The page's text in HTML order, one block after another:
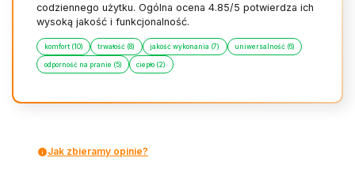
codziennego użytku. Ogólna ocena 4.85/5 potwierdza ich
wysoką jakość i funkcjonalność.
komfort (10) trwałość (8) jakość wykonania (7) uniwersalność (6)
odporność na pranie (5) ciepło (2)
Jak zbieramy opinie?